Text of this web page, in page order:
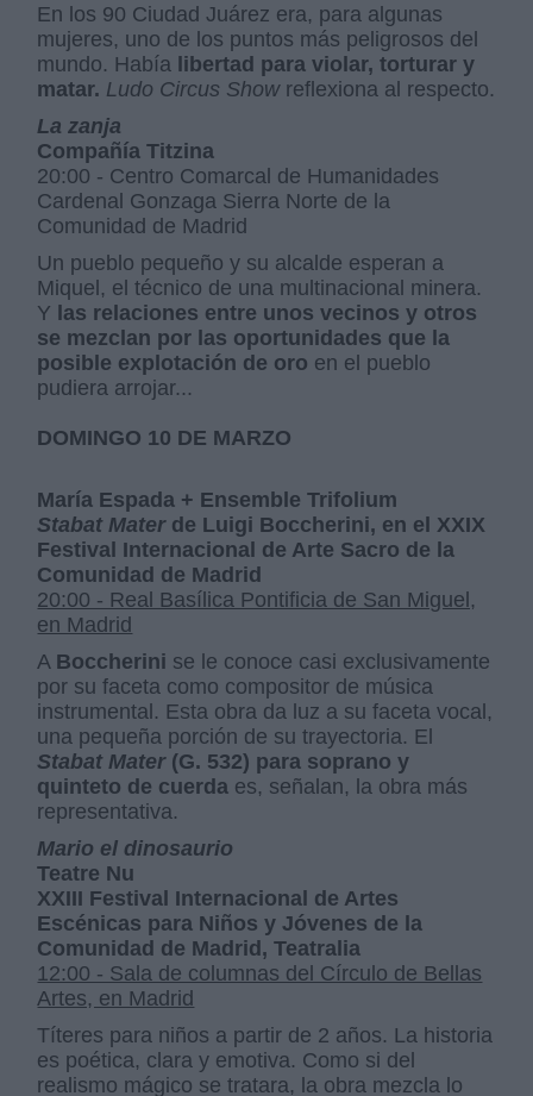
En los 90 Ciudad Juárez era, para algunas
mujeres, uno de los puntos más peligrosos del
mundo. Había libertad para violar, torturar y
matar. Ludo Circus Show reflexiona al respecto.
La zanja
Compañía Titzina
20:00 - Centro Comarcal de Humanidades
Cardenal Gonzaga Sierra Norte de la
Comunidad de Madrid
Un pueblo pequeño y su alcalde esperan a
Miquel, el técnico de una multinacional minera.
Y las relaciones entre unos vecinos y otros
se mezclan por las oportunidades que la
posible explotación de oro en el pueblo
pudiera arrojar...
DOMINGO 10 DE MARZO
María Espada + Ensemble Trifolium
Stabat Mater de Luigi Boccherini, en el XXIX
Festival Internacional de Arte Sacro de la
Comunidad de Madrid
20:00 - Real Basílica Pontificia de San Miguel,
en Madrid
A Boccherini se le conoce casi exclusivamente
por su faceta como compositor de música
instrumental. Esta obra da luz a su faceta vocal,
una pequeña porción de su trayectoria. El
Stabat Mater(G. 532) para soprano y
quinteto de cuerda es, señalan, la obra más
representativa.
Mario el dinosaurio
Teatre Nu
XXIII Festival Internacional de Artes
Escénicas para Niños y Jóvenes de la
Comunidad de Madrid, Teatralia
12:00 - Sala de columnas del Círculo de Bellas
Artes, en Madrid
Títeres para niños a partir de 2 años. La historia
es poética, clara y emotiva. Como si del
realismo mágico se tratara, la obra mezcla lo